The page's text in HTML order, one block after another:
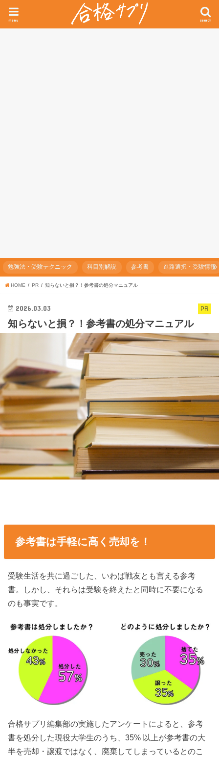
search
menu
勉強法・受験テクニック 科目別解説 参考書 進路選択・受験情報
HOME PR 知らないと損？！参考書の処分マニュアル
PR
2026.03.03
知らないと損？！参考書の処分マニュアル
参考書は手軽に高く売却を！
受験生活を共に過ごした、いわば戦友とも言える参考
書。しかし、それらは受験を終えたと同時に不要になる
のも事実です。
合格サプリ編集部の実施したアンケートによると、参考
書を処分した現役大学生のうち、35% 以上が参考書の大
半を売却・譲渡ではなく、廃棄してしまっているとのこ